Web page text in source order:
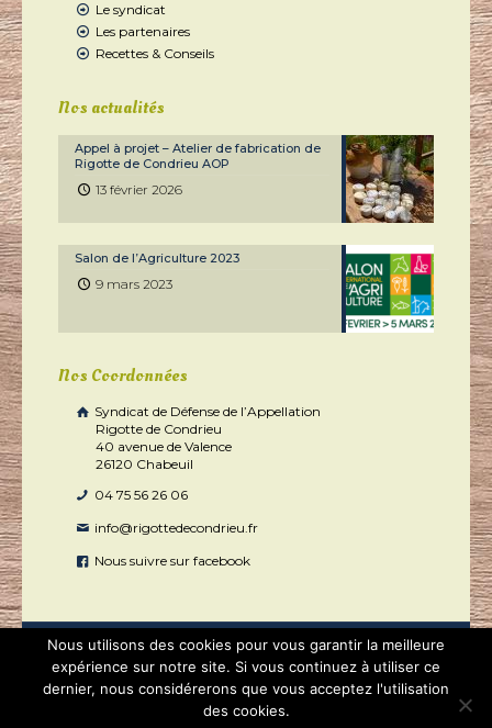
Le syndicat
Les partenaires
Recettes & Conseils
Nos actualités
Appel à projet – Atelier de fabrication de
Rigotte de Condrieu AOP
13 février 2026
Salon de l’Agriculture 2023
9 mars 2023
Nos Coordonnées
Syndicat de Défense de l’Appellation
Rigotte de Condrieu
40 avenue de Valence
26120 Chabeuil
04 75 56 26 06
info@rigottedecondrieu.fr
Nous suivre sur facebook
2020 - Rigotte de Condrieu tous droits réservés | Réalisé par
Licom Développement
Nous utilisons des cookies pour vous garantir la meilleure
expérience sur notre site. Si vous continuez à utiliser ce
dernier, nous considérerons que vous acceptez l'utilisation
des cookies.